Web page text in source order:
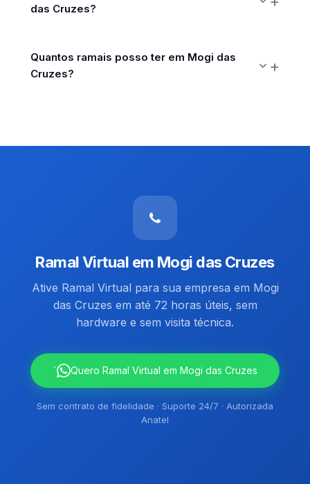
das Cruzes?
Quantos ramais posso ter em Mogi das
Cruzes?
Ramal Virtual em Mogi das Cruzes
Ative Ramal Virtual para sua empresa em Mogi
das Cruzes em até 72 horas úteis, sem
hardware e sem visita técnica.
` Quero Ramal Virtual em Mogi das Cruzes
Sem contrato de fidelidade · Suporte 24/7 · Autorizada
Anatel